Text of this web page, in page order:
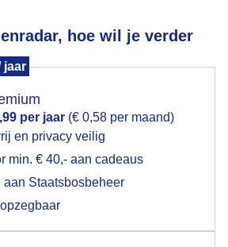
hoe wil je verder
jaar
per jaar (€ 0,58 per maand)
en privacy veilig
min. € 40,- aan cadeaus
aan Staatsbosbeheer
Schiermonnikoog
locatie gebruiken voor het
geen akkoord op hebt gegeven,
pop-up uit je browser waarin
toon de popup